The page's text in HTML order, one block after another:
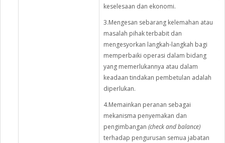
keselesaan dan ekonomi.
3.Mengesan sebarang kelemahan atau
masalah pihak terbabit dan
mengesyorkan langkah-langkah bagi
memperbaiki operasi dalam bidang
yang memerlukannya atau dalam
keadaan tindakan pembetulan adalah
diperlukan.
4.Memainkan peranan sebagai
mekanisma penyemakan dan
pengimbangan (check and balance)
terhadap pengurusan semua jabatan